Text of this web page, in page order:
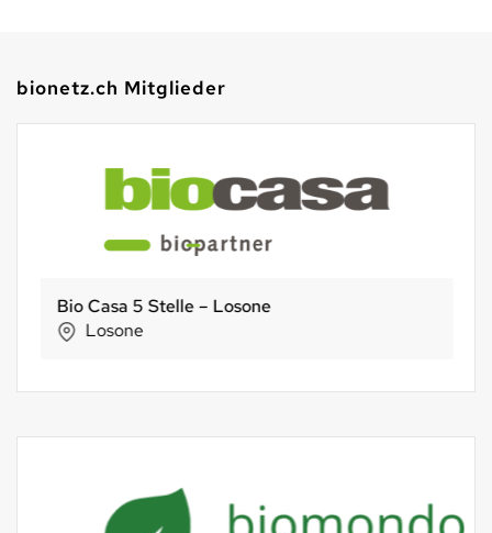
bionetz.ch Mitglieder
Bio Casa 5 Stelle – Losone
Losone